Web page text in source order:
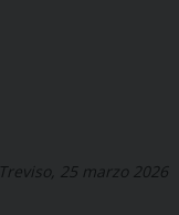
Treviso, 25 marzo 2026